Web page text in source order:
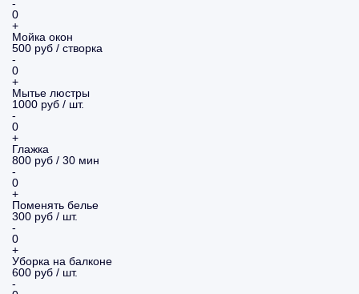
-
0
+
Мойка окон
500 руб / створка
-
0
+
Мытье люстры
1000 руб / шт.
-
0
+
Глажка
800 руб / 30 мин
-
0
+
Поменять белье
300 руб / шт.
-
0
+
Уборка на балконе
600 руб / шт.
-